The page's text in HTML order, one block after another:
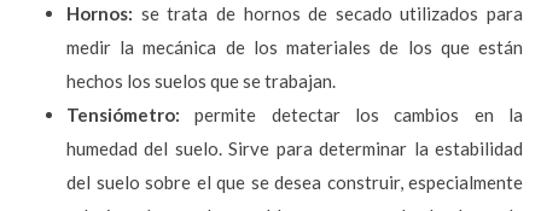
Hornos: se trata de hornos de secado utilizados para
medir la mecánica de los materiales de los que están
hechos los suelos que se trabajan.
Tensiómetro: permite detectar los cambios en la
humedad del suelo. Sirve para determinar la estabilidad
del suelo sobre el que se desea construir, especialmente